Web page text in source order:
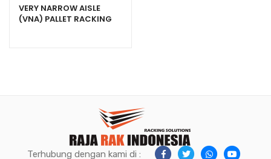
5.00dari 5
berdasarka
VERY NARROW AISLE
(VNA) PALLET RACKING
Terhubung dengan kami di :